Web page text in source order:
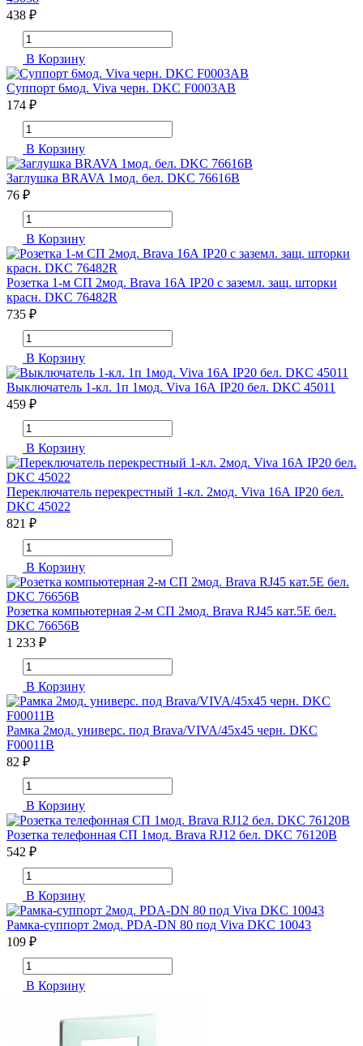
438 ₽
В Корзину
Суппорт 6мод. Viva черн. DKC F0003AB
174 ₽
В Корзину
Заглушка BRAVA 1мод. бел. DKC 76616B
76 ₽
В Корзину
Розетка 1-м СП 2мод. Brava 16А IP20 с заземл. защ. шторки
красн. DKC 76482R
735 ₽
В Корзину
Выключатель 1-кл. 1п 1мод. Viva 16А IP20 бел. DKC 45011
459 ₽
В Корзину
Переключатель перекрестный 1-кл. 2мод. Viva 16А IP20 бел.
DKC 45022
821 ₽
В Корзину
Розетка компьютерная 2-м СП 2мод. Brava RJ45 кат.5E бел.
DKC 76656B
1 233 ₽
В Корзину
Рамка 2мод. универс. под Brava/VIVA/45х45 черн. DKC
F00011B
82 ₽
В Корзину
Розетка телефонная СП 1мод. Brava RJ12 бел. DKC 76120B
542 ₽
В Корзину
Рамка-суппорт 2мод. PDA-DN 80 под Viva DKC 10043
109 ₽
В Корзину